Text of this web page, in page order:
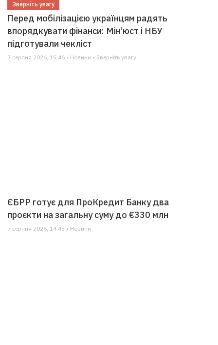
Зверніть увагу
Перед мобілізацією українцям радять
впорядкувати фінанси: Мін’юст і НБУ
підготували чекліст
7 серпня 2026, 15:46 • Новини • Зверніть увагу
ЄБРР готує для ПроКредит Банку два
проєкти на загальну суму до €330 млн
7 серпня 2026, 14:45 • Новини